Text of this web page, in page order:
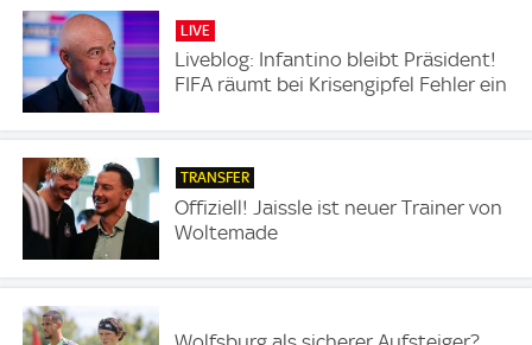
LIVE
Liveblog: Infantino bleibt Präsident!
FIFA räumt bei Krisengipfel Fehler ein
TRANSFER
Offiziell! Jaissle ist neuer Trainer von
Woltemade